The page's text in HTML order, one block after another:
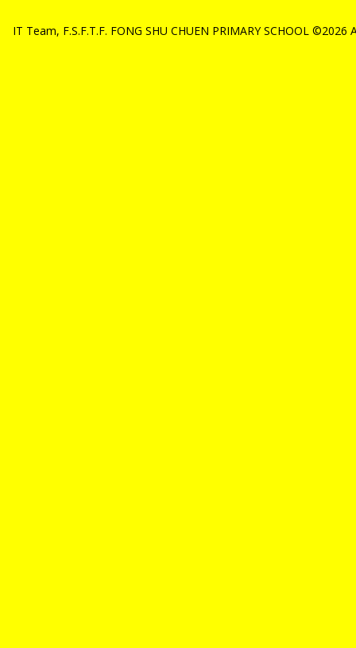
IT Team, F.S.F.T.F. FONG SHU CHUEN PRIMARY SCHOOL ©2026